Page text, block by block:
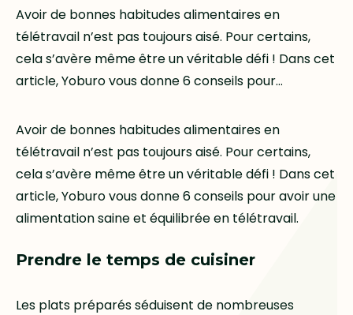
Avoir de bonnes habitudes alimentaires en
télétravail n’est pas toujours aisé. Pour certains,
cela s’avère même être un véritable défi ! Dans cet
article, Yoburo vous donne 6 conseils pour…
Avoir de bonnes habitudes alimentaires en
télétravail n’est pas toujours aisé. Pour certains,
cela s’avère même être un véritable défi ! Dans cet
article, Yoburo vous donne 6 conseils pour avoir une
alimentation saine et équilibrée en télétravail.
Prendre le temps de cuisiner
Les plats préparés séduisent de nombreuses